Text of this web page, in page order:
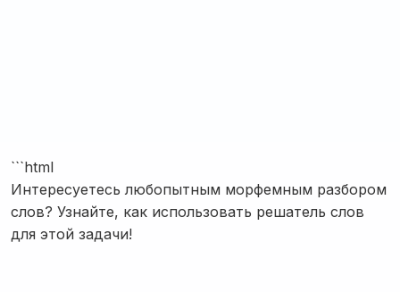
```html
Интересуетесь любопытным морфемным разбором
слов? Узнайте, как использовать решатель слов
для этой задачи!